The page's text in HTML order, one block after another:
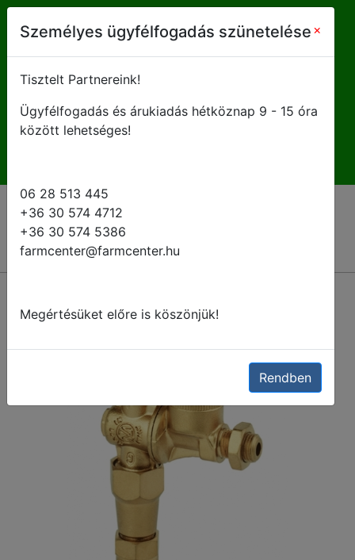
farmcenter@farmcenter.hu
H-P 8 - 16:30
Személyes ügyfélfogadás szünetelése ×
Tisztelt Partnereink!
Ügyfélfogadás és árukiadás hétköznap 9 - 15 óra
között lehetséges!
06 28 513 445
+36 30 574 4712
+36 30 574 5386
farmcenter@farmcenter.hu
Megértésüket előre is köszönjük!
Rendben